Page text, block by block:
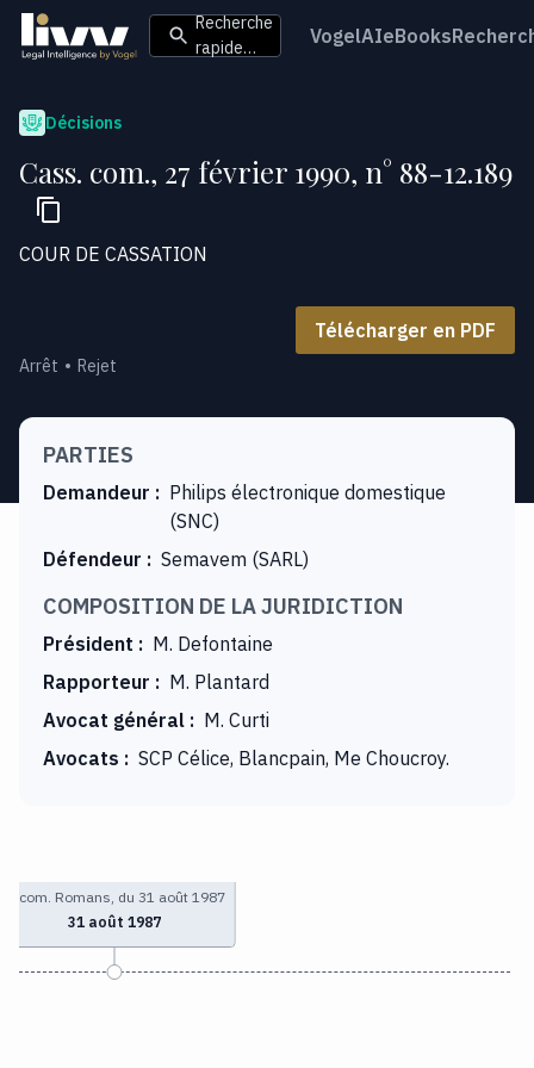
Recherche
rapide…
VogelAIeBooks
Décisions
Cass. com., 27 février 1990, n° 88-12.189
COUR DE CASSATION
Télécharger en PDF
Arrêt Rejet
PARTIES
Demandeur : Philips électronique domestique
(SNC)
Défendeur : Semavem (SARL)
COMPOSITION DE LA JURIDICTION
Président : M. Defontaine
Rapporteur : M. Plantard
Avocat général : M. Curti
Avocats : SCP Célice, Blancpain, Me Choucroy.
T. com. Romans, du 31 août 1987
31 août 1987